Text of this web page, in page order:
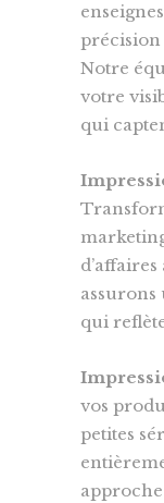
précision
Notre
votre
qui
qui
vos
petites